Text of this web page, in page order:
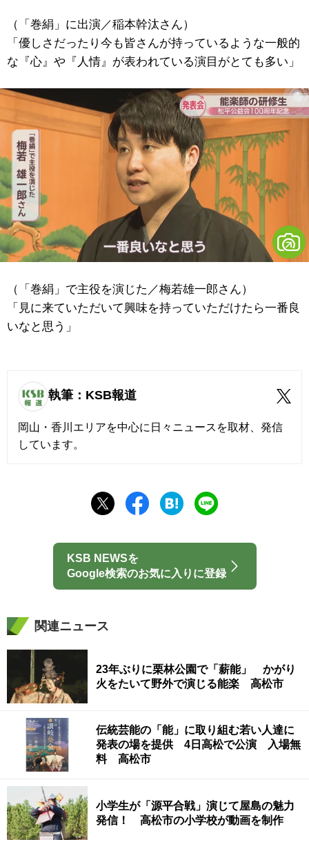
（「巻絹」に出演／稲本幹汰さん）
「優しさだったり今も皆さんが持っているような一般的
な『心』や『人情』が表われている演目がとても多い」
（「巻絹」で主役を演じた／梅若雄一郎さん）
「見に来ていただいて興味を持っていただけたら一番良
いなと思う」
執筆：KSB報道
岡山・香川エリアを中心に日々ニュースを取材、発信
しています。
KSB NEWSを
Google検索のお気に入りに登録
関連ニュース
23年ぶりに栗林公園で「薪能」 かがり
火をたいて野外で演じる能楽 高松市
伝統芸能の「能」に取り組む若い人達に
発表の場を提供 4日高松で公演 入場無
料 高松市
小学生が「源平合戦」演じて屋島の魅力
発信！ 高松市の小学校が動画を制作